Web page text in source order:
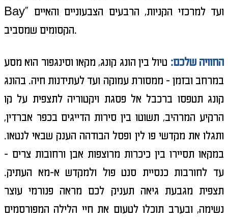
Bay” ועד למרכזי הקניות, הרבעים הצבעוניים והאיים
הקסומים שמסביב.
החוויה שלכם: טיול בין הונג קונג, מקאו וסינגפור הוא מסע
במרחב ובזמן - ממסורת עמוקה ועד לעתידנות חיה. בהונג
קונג תטפסו ברכבל אל פסגת ויקטוריה לתצפית על קו
הרקיע המרהיב, תשוטו בין סירות הדייגים בכפר אברדין,
ותגלו את מקדשי פו לין ופסל הבודהה הענק שבאי לנטאו.
במקאו תסיירו בין כיכרות מרוצפות אבן ורחובות צרים -
עד לחורבות כנסיית סנט פול ולמקדש א-מא העתיק.
תצפית מגבעת גיאה תעניק לכם מראה פנורמי עוצר
נשימה, ובערב תוכלו לטעום את חיי הלילה המפורסמים